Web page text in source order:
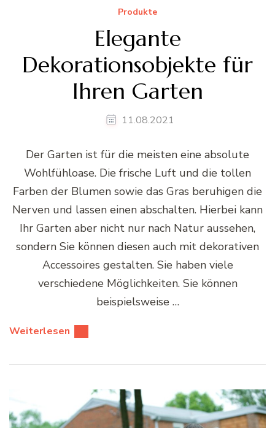
Produkte
Elegante
Dekorationsobjekte für
Ihren Garten
11.08.2021
Der Garten ist für die meisten eine absolute
Wohlfühloase. Die frische Luft und die tollen
Farben der Blumen sowie das Gras beruhigen die
Nerven und lassen einen abschalten. Hierbei kann
Ihr Garten aber nicht nur nach Natur aussehen,
sondern Sie können diesen auch mit dekorativen
Accessoires gestalten. Sie haben viele
verschiedene Möglichkeiten. Sie können
beispielsweise …
Weiterlesen